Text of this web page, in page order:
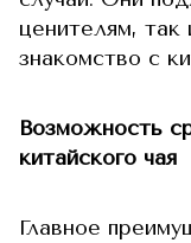
ценителям, так
знакомство с
Возможность
китайского чая
Главное